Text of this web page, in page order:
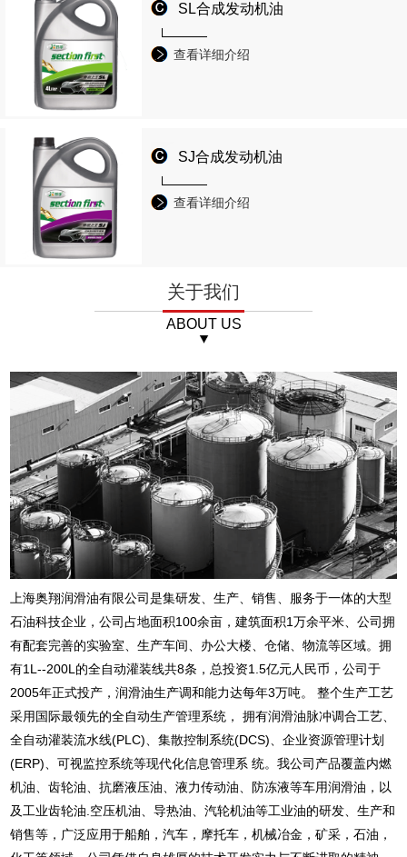
SL合成发动机油
查看详细介绍
SJ合成发动机油
查看详细介绍
关于我们
ABOUT US
上海奥翔润滑油有限公司是集研发、生产、销售、服务于一体的大型
石油科技企业，公司占地面积100余亩，建筑面积1万余平米、公司拥
有配套完善的实验室、生产车间、办公大楼、仓储、物流等区域。拥
有1L--200L的全自动灌装线共8条，总投资1.5亿元人民币，公司于
2005年正式投产，润滑油生产调和能力达每年3万吨。 整个生产工艺
采用国际最领先的全自动生产管理系统， 拥有润滑油脉冲调合工艺、
全自动灌装流水线(PLC)、集散控制系统(DCS)、企业资源管理计划
(ERP)、可视监控系统等现代化信息管理系 统。我公司产品覆盖内燃
机油、齿轮油、抗磨液压油、液力传动油、防冻液等车用润滑油，以
及工业齿轮油.空压机油、导热油、汽轮机油等工业油的研发、生产和
销售等，广泛应用于船舶，汽车，摩托车，机械冶金，矿采，石油，